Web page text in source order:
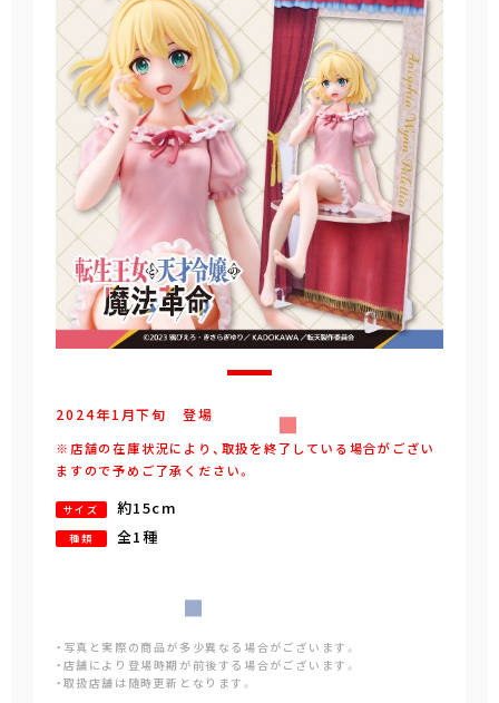
2024年1 月下旬 登場
※店舗の在庫状況により、取扱を終了している場合がござい
ますので予めご了承ください。
サイズ 約15cm
種類 全1種
・写真と実際の商品が多少異なる場合がございます。
・店舗により登場時期が前後する場合がございます。
・取扱店舗は随時更新となります。